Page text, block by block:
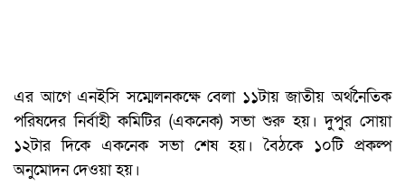
এর আগে এনইসি সম্মেলনকক্ষে বেলা ১১টায় জাতীয় অর্থনৈতিক
পরিষদের নির্বাহী কমিটির (একনেক) সভা শুরু হয়। দুপুর সোয়া
১২টার দিকে একনেক সভা শেষ হয়। বৈঠকে ১০টি প্রকল্প
অনুমোদন দেওয়া হয়।